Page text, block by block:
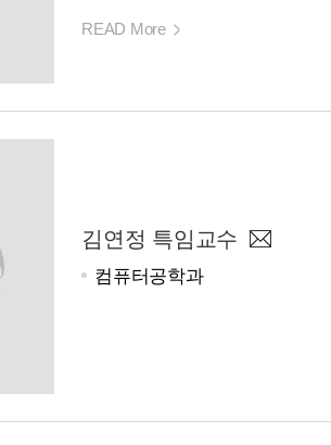
READ More
김연정 특임교수
컴퓨터공학과